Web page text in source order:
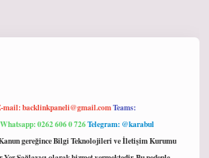
mail:backlinkpaneli@gmail.comTeams:
Whatsapp: 0262 606 0 726Telegram: @karabul
Kanun gereğince Bilgi Teknolojileri ve İletişim Kurumu